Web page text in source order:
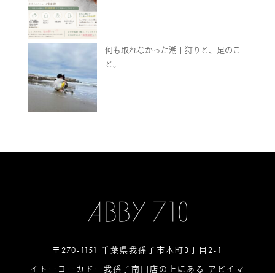
何も取れなかった潮干狩りと、足のこ
と。
〒270-1151 千葉県我孫子市本町3丁目2-1
イトーヨーカドー我孫子南口店の上にある アビイマ